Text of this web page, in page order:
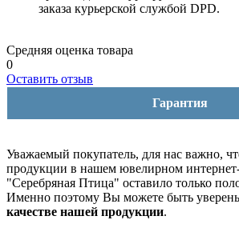
заказа курьерской службой DPD.
Средняя оценка товара
0
Оставить отзыв
Гарантия
Уважаемый покупатель, для нас важно,
продукции в нашем ювелирном
"Серебряная Птица" оставило только
Именно поэтому Вы можете быть
качестве нашей продукции.